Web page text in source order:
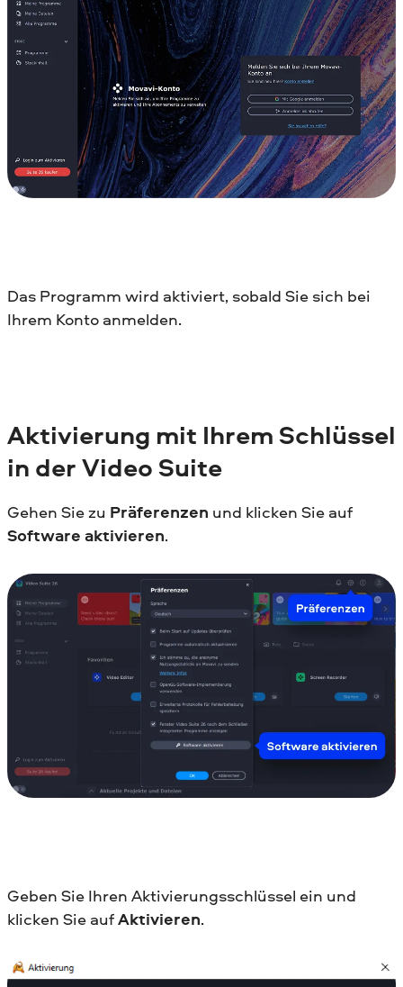
Das Programm wird aktiviert, sobald Sie sich bei
Ihrem Konto anmelden.
Aktivierung mit Ihrem Schlüssel
in der Video Suite
Gehen Sie zu Präferenzen und klicken Sie auf
Software aktivieren.
Geben Sie Ihren Aktivierungsschlüssel ein und
klicken Sie aufAktivieren.